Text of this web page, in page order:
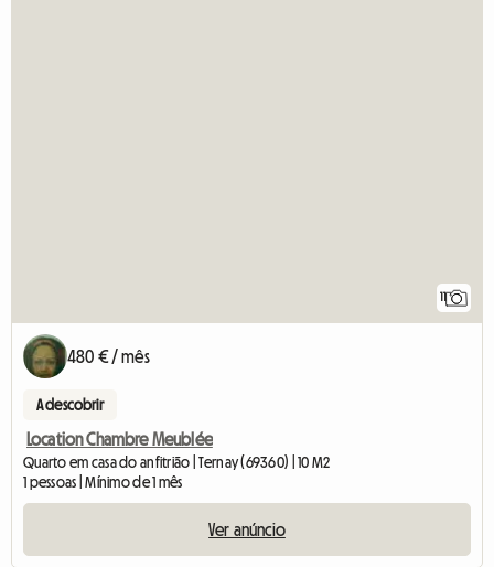
480 € / mês
A descobrir
Location Chambre Meublée
Quarto em casa do anfitrião | Ternay (69360) | 10 M2
1 pessoas | Mínimo de 1 mês
Ver anúncio